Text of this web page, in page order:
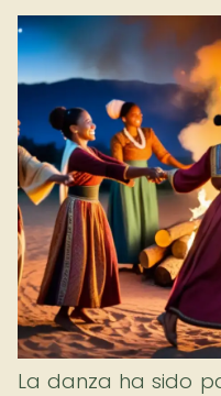
La danza ha sido